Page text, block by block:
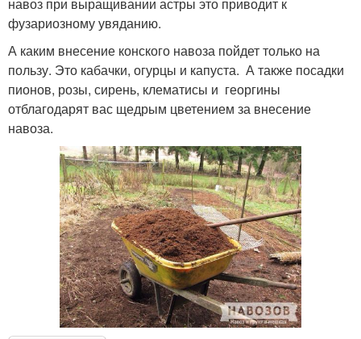
навоз при выращивании астры это приводит к
фузариозному увяданию.
А каким внесение конского навоза пойдет только на
пользу. Это кабачки, огурцы и капуста. А также посадки
пионов, розы, сирень, клематисы и георгины
отблагодарят вас щедрым цветением за внесение
навоза.